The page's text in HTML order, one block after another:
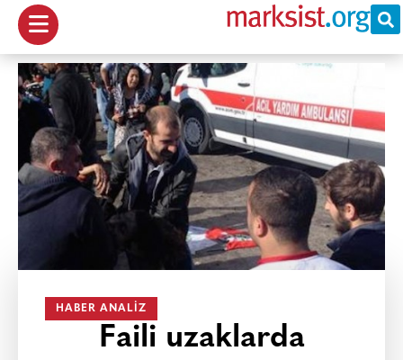
HABER ANALIZ
Faili uzaklarda